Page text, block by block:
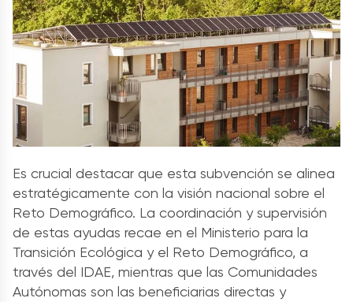
Es crucial destacar que esta subvención se alinea
estratégicamente con la visión nacional sobre el
Reto Demográfico. La coordinación y supervisión
de estas ayudas recae en el Ministerio para la
Transición Ecológica y el Reto Demográfico, a
través del IDAE, mientras que las Comunidades
Autónomas son las beneficiarias directas y